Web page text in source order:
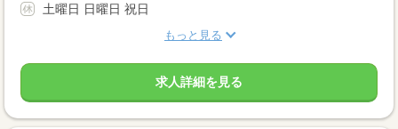
土曜日 日曜日 祝日
もっと見る
求人詳細を見る